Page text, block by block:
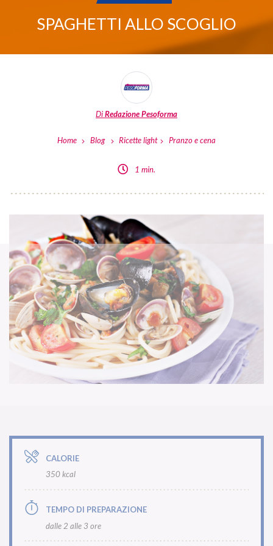
SPAGHETTI ALLO SCOGLIO
DiRedazione Pesoforma
Home Blog Ricette light Pranzo e cena
1 min.
CALORIE
350 kcal
TEMPO DI PREPARAZIONE
dalle 2 alle 3 ore